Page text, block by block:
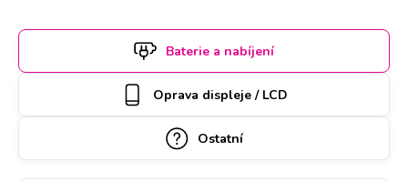
si termín a hodinu online. Samsung Tab 7.7" k opravě si u
vás také může vyzvednout náš kurýr, který vám ho poté
zaveze zpět. Kvalitu práce podtrhujeme doživotní zárukou a
za díly ručíme nadstandardně 2 roky.
Baterie a nabíjení
Oprava displeje / LCD
Ostatní